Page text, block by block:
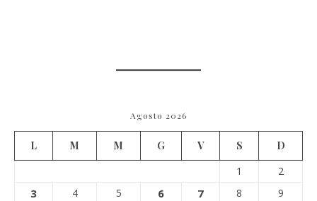
Agosto 2026
L M M G V S
D
1
2
3 4 5 6 7 8
9